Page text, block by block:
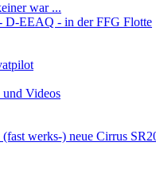
war ...
D-EEAQ - in der FFG Flotte
Videos
werks-) neue Cirrus